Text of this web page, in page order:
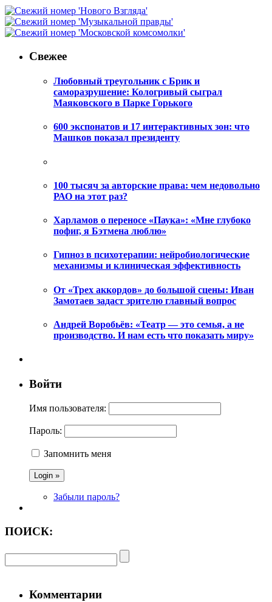
Свежее
Любовный треугольник с Брик и
саморазрушение: Кологривый сыграл
Маяковского в Парке Горького
600 экспонатов и 17 интерактивных зон: что
Машков показал президенту
100 тысяч за авторские права: чем недовольно
РАО на этот раз?
Харламов о переносе «Паука»: «Мне глубоко
пофиг, я Бэтмена люблю»
Гипноз в психотерапии: нейробиологические
механизмы и клиническая эффективность
От «Трех аккордов» до большой сцены: Иван
Замотаев задаст зрителю главный вопрос
Андрей Воробьёв: «Театр — это семья, а не
производство. И нам есть что показать миру»
Войти
Имя пользователя:
Пароль:
Запомнить меня
Забыли пароль?
ПОИСК:
Комментарии